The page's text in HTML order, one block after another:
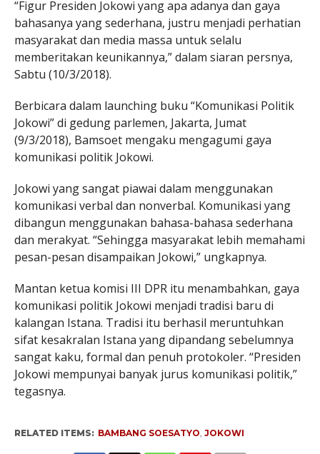
“Figur Presiden Jokowi yang apa adanya dan gaya
bahasanya yang sederhana, justru menjadi perhatian
masyarakat dan media massa untuk selalu
memberitakan keunikannya,” dalam siaran persnya,
Sabtu (10/3/2018).
Berbicara dalam launching buku “Komunikasi Politik
Jokowi” di gedung parlemen, Jakarta, Jumat
(9/3/2018), Bamsoet mengaku mengagumi gaya
komunikasi politik Jokowi.
Jokowi yang sangat piawai dalam menggunakan
komunikasi verbal dan nonverbal. Komunikasi yang
dibangun menggunakan bahasa-bahasa sederhana
dan merakyat. “Sehingga masyarakat lebih memahami
pesan-pesan disampaikan Jokowi,” ungkapnya.
Mantan ketua komisi III DPR itu menambahkan, gaya
komunikasi politik Jokowi menjadi tradisi baru di
kalangan Istana. Tradisi itu berhasil meruntuhkan
sifat kesakralan Istana yang dipandang sebelumnya
sangat kaku, formal dan penuh protokoler. “Presiden
Jokowi mempunyai banyak jurus komunikasi politik,”
tegasnya.
RELATED ITEMS: BAMBANG SOESATYO, JOKOWI